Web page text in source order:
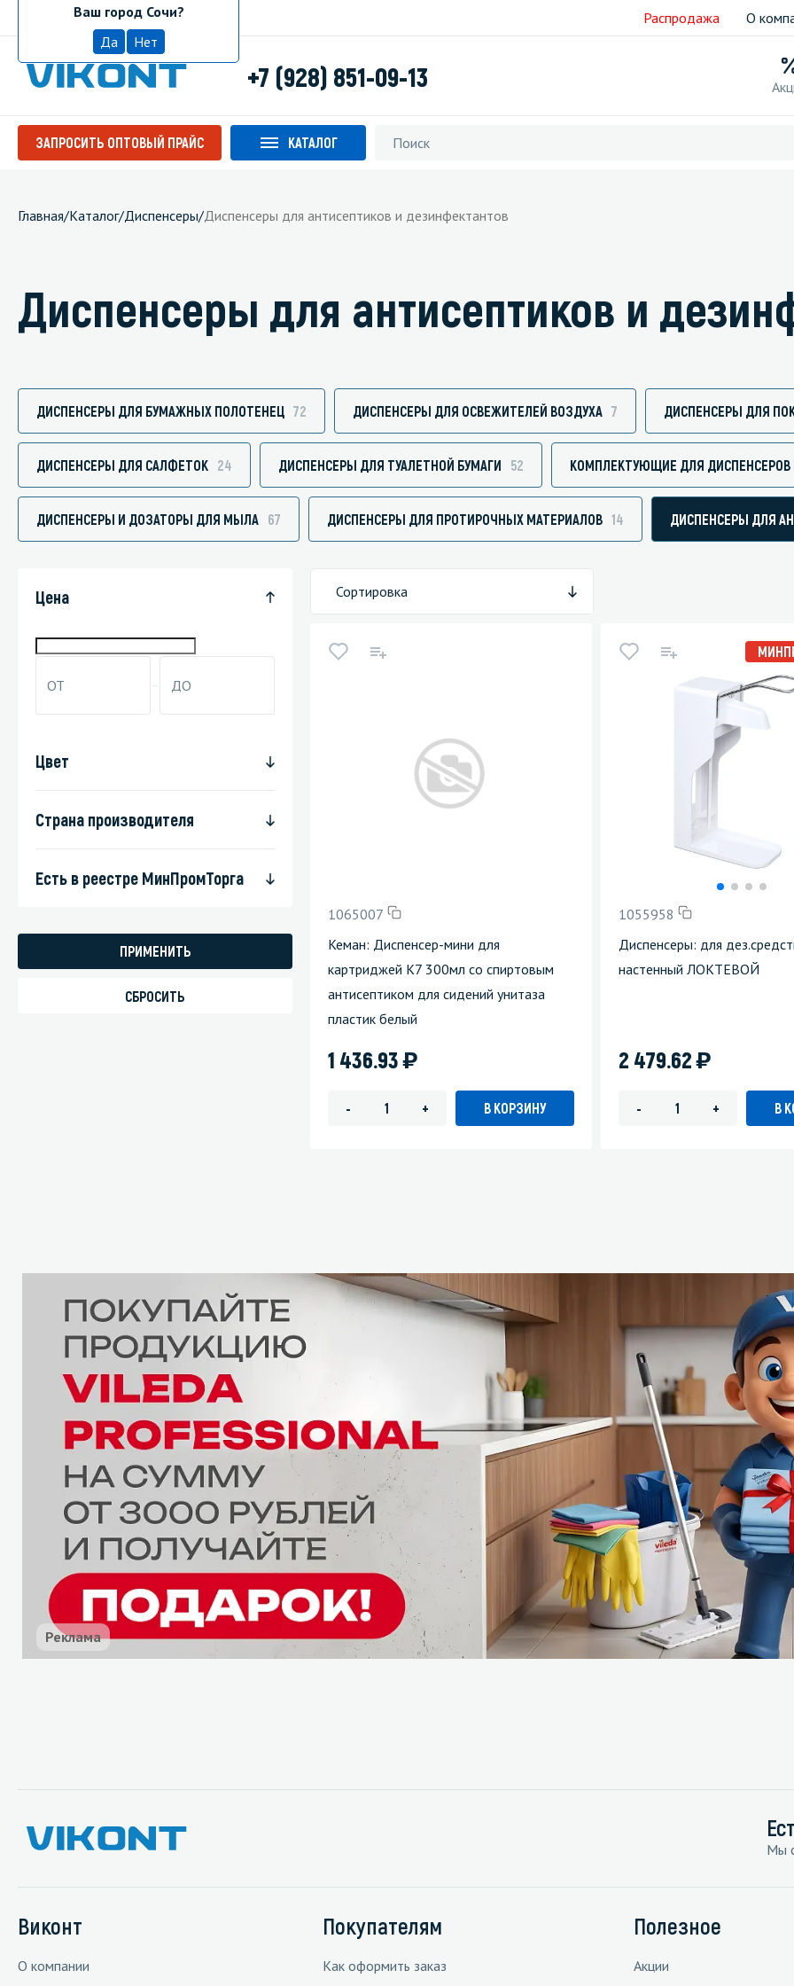
Ваш город Сочи?
Да
Нет
Распродажа О
+7 (928) 851-09-13
ЗАПРОСИТЬ ОПТОВЫЙ ПРАЙС КАТАЛОГ
Специализированные чистящие средства
Дегризер
Средства для очистки металлических
поверхностей
Средства для очистки ковров и мягкой мебели
Кухня
Средства для дезинфекции
кухни
Средства для
Мебель и оргтехника
Главная/Каталог/Диспенсеры/Диспенсеры для антисептиков и дезинфектантов
Диспенсеры для антисептиков и
ДИСПЕНСЕРЫ ДЛЯ БУМАЖНЫХ ПОЛОТЕНЕЦ 72 ДИСПЕНСЕРЫ ДЛЯ ОСВЕЖИТЕЛЕЙ ВОЗДУХА 7 ДИСПЕНСЕРЫ ДЛЯ
ДИСПЕНСЕРЫ ДЛЯ САЛФЕТОК 24 ДИСПЕНСЕРЫ ДЛЯ ТУАЛЕТНОЙ БУМАГИ 52 КОМПЛЕКТУЮЩИЕ ДЛЯ ДИСПЕНСЕРОВ
ДИСПЕНСЕРЫ И ДОЗАТОРЫ ДЛЯ МЫЛА 67 ДИСПЕНСЕРЫ ДЛЯ ПРОТИРОЧНЫХ МАТЕРИАЛОВ 14 ДИСПЕНСЕРЫ ДЛЯ
Цена
Цвет
Страна производителя
Есть в реестре МинПромТорга
Сортировка
1065007
Кеман: Диспенсер-мини для
картриджей K7 300мл со спиртовым
антисептиком для сидений унитаза
пластик белый
1 436.93)
- + В КОРЗИНУ
1055958
Диспенсеры: для
настенный ЛОКТЕВОЙ
2 479.62)
- + В
Реклама
Мы
Виконт
О компании
Покупателям
Как оформить заказ
Полезное
Акции